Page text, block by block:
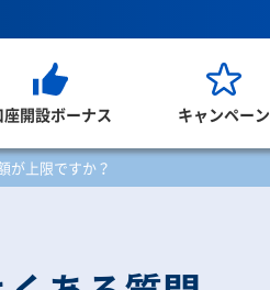
座開設ボーナス キャンペーン
が上限ですか？